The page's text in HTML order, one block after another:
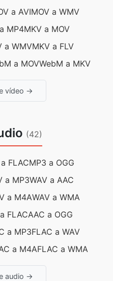
a AVIMOV a WMV
MP4MKV a MOV
a WMVMKV a FLV
a MOVWebM a MKV
vídeo →
(42)
FLACMP3 a OGG
a MP3WAV a AAC
a M4AWAV a WMA
FLACAAC a OGG
a MP3FLAC a WAV
a M4AFLAC a WMA
audio →